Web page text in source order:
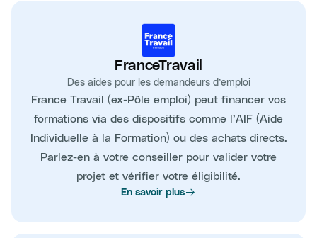
FranceTravail
Des aides pour les demandeurs d’emploi
France Travail (ex-Pôle emploi) peut financer vos
formations via des dispositifs comme l’AIF (Aide
Individuelle à la Formation) ou des achats directs.
Parlez-en à votre conseiller pour valider votre
projet et vérifier votre éligibilité.
En savoir plus